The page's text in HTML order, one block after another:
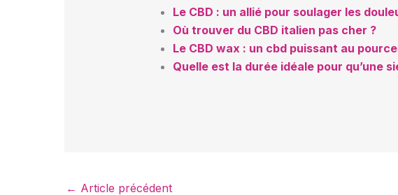
Le CBD : un allié pour soulager les
Où trouver du CBD italien pas cher ?
Le CBD wax : un cbd puissant au
Quelle est la durée idéale pour qu’une
← Article précédent